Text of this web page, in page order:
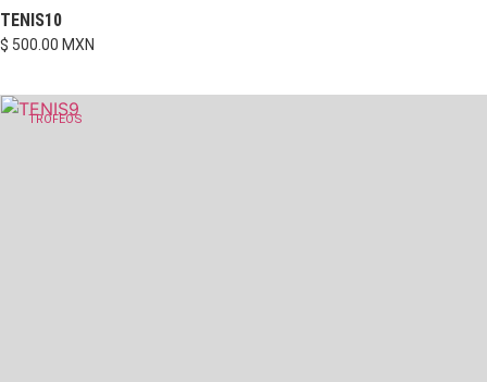
TENIS10
$ 500.00 MXN
TROFEOS